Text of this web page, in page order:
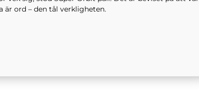
är ord – den tål verkligheten.